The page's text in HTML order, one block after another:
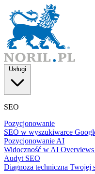
Usługi
SEO
Pozycjonowanie
SEO w wyszukiwarce
Pozycjonowanie AI
Widoczność w AI
Audyt SEO
Diagnoza techniczna Twojej